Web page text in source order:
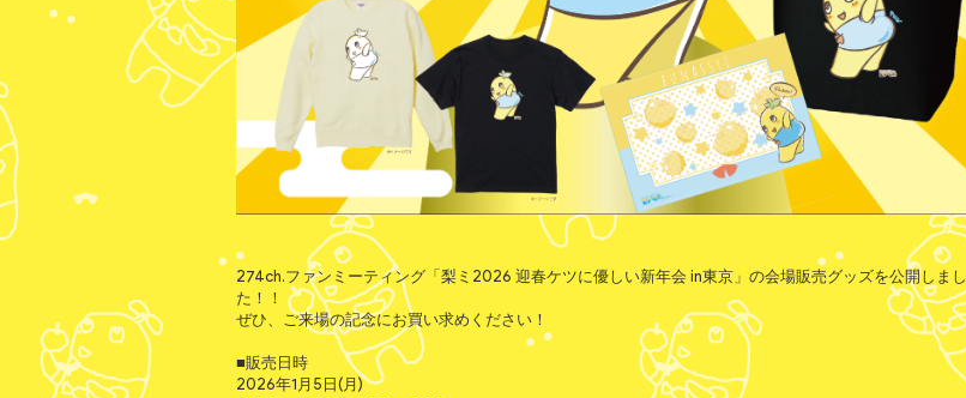
274ch.ファンミーティング「梨ミ2026 迎春ケツに優しい新年会 in東京」の会場販売グッズを公開しまし
た！！
ぜひ、ご来場の記念にお買い求めください！
■販売日時
2026年1月5日(月)